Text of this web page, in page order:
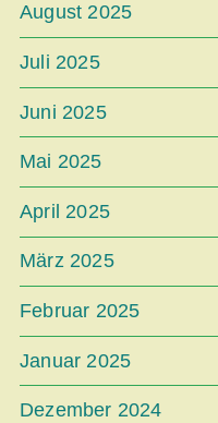
August 2025
Juli 2025
Juni 2025
Mai 2025
April 2025
März 2025
Februar 2025
Januar 2025
Dezember 2024